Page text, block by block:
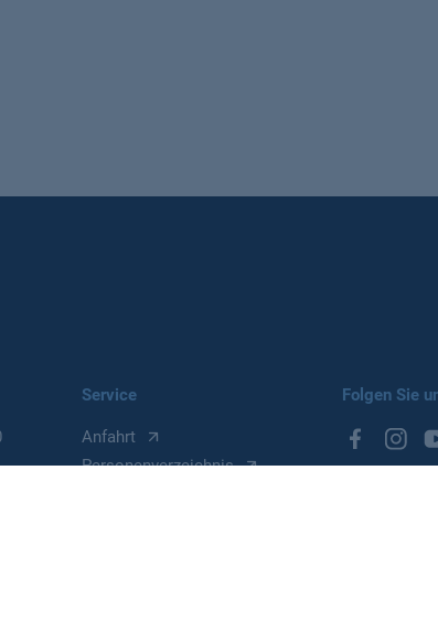
Service
Anfahrt
Personenverzeichnis
Folgen Sie